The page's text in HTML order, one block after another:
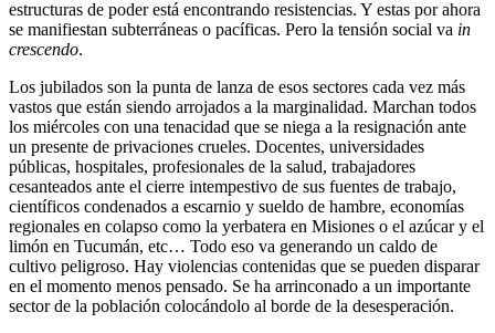
estructuras de poder está encontrando resistencias. Y estas por ahora
se manifiestan subterráneas o pacíficas. Pero la tensión social va in
crescendo.
Los jubilados son la punta de lanza de esos sectores cada vez más
vastos que están siendo arrojados a la marginalidad. Marchan todos
los miércoles con una tenacidad que se niega a la resignación ante
un presente de privaciones crueles. Docentes, universidades
públicas, hospitales, profesionales de la salud, trabajadores
cesanteados ante el cierre intempestivo de sus fuentes de trabajo,
científicos condenados a escarnio y sueldo de hambre, economías
regionales en colapso como la yerbatera en Misiones o el azúcar y el
limón en Tucumán, etc… Todo eso va generando un caldo de
cultivo peligroso. Hay violencias contenidas que se pueden disparar
en el momento menos pensado. Se ha arrinconado a un importante
sector de la población colocándolo al borde de la desesperación.